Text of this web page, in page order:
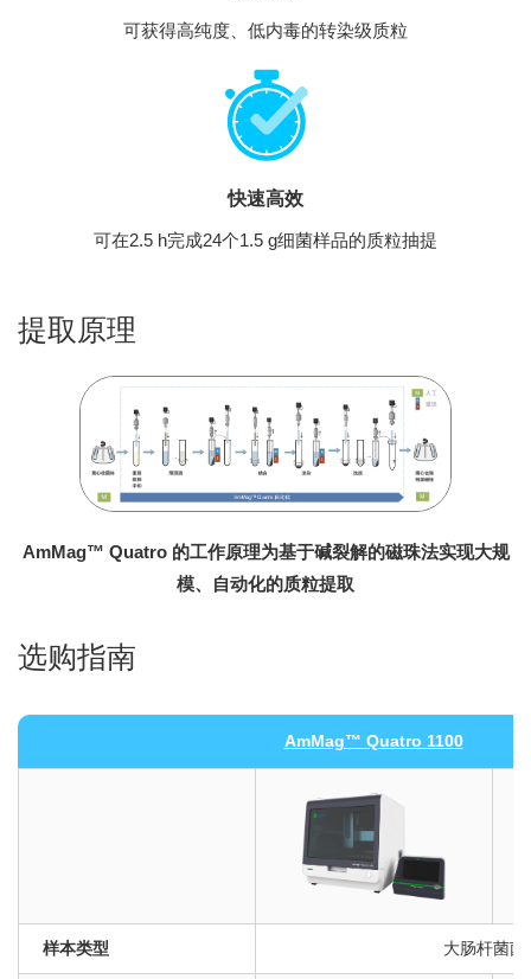
可获得高纯度、低内毒的转染级质粒
快速高效
可在2.5 h完成24个1.5 g细菌样品的质粒抽提
提取原理
AmMag™ Quatro 的工作原理为基于碱裂解的磁珠法实现大规
模、自动化的质粒提取
选购指南
AmMag™ Quatro 1100
样本类型 大肠杆菌菌